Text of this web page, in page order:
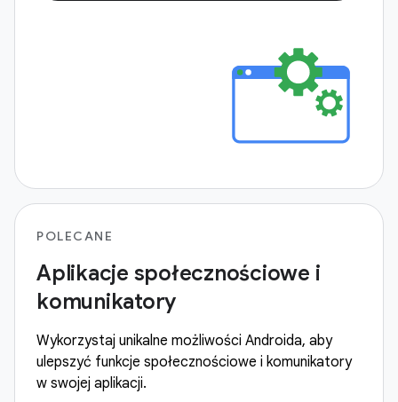
POLECANE
Aplikacje społecznościowe i
komunikatory
Wykorzystaj unikalne możliwości Androida, aby
ulepszyć funkcje społecznościowe i komunikatory
w swojej aplikacji.